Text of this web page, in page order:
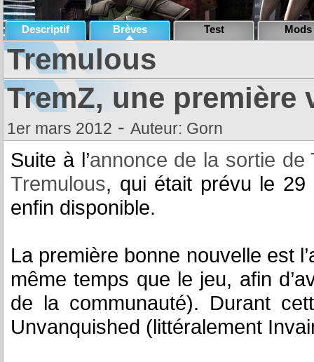
Descriptif Brèves Test Mods
Tremulous
TremZ, une
1er mars 2012 - Auteur: Gorn
Suite à l’annonce de la sortie de
Tremulous, qui était prévu le 29
enfin disponible.
La première bonne nouvelle est
même temps que le jeu, afin
de la communauté). Durant
Unvanquished (littéralement